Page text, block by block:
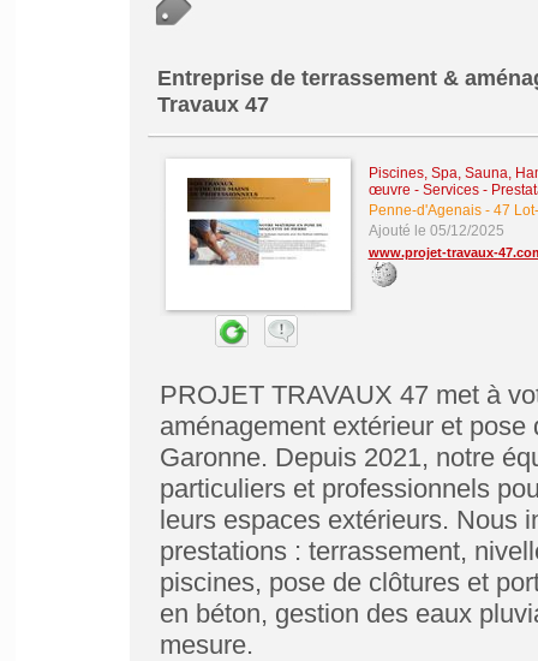
Entreprise de terrassement &
Travaux 47
Piscines, Spa, Sauna,
œuvre - Services -
Penne-d'Agenais- 47
Ajouté le 05/12/2025
www.projet-travaux-
PROJET TRAVAUX 47 met à
aménagement extérieur et
Garonne. Depuis 2021, notre
particuliers et professionnels
leurs espaces extérieurs. Nous
prestations : terrassement,
piscines, pose de clôtures et
en béton, gestion des eaux
mesure.